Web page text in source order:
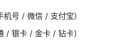
号 / 微信 / 支付宝）
/ 银卡 / 金卡 / 钻卡）